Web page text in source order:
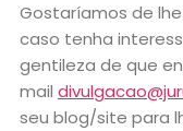
Gostaríamos de
caso tenha
gentileza de que
mail
seu blog/site para